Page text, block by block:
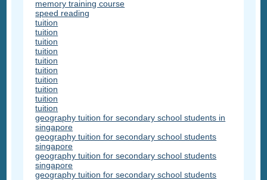
memory training course
speed reading
tuition
tuition
tuition
tuition
tuition
tuition
tuition
tuition
tuition
tuition
geography tuition for secondary school students in
singapore
geography tuition for secondary school students
singapore
geography tuition for secondary school students
singapore
geography tuition for secondary school students